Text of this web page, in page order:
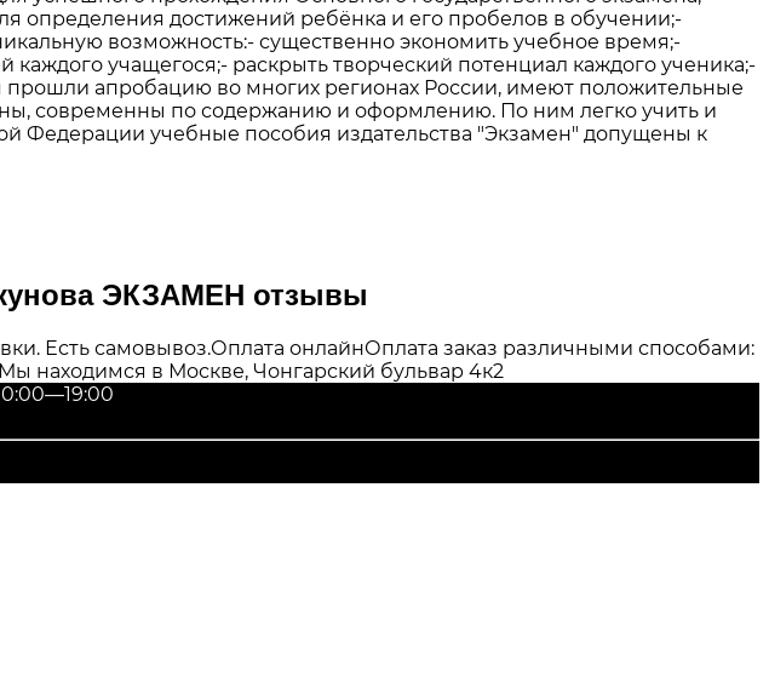
определения достижений ребёнка и его пробелов в обучении;-
возможность:- существенно экономить учебное время;-
учащегося;- раскрыть творческий потенциал каждого ученика;-
апробацию во многих регионах России, имеют положительные
современны по содержанию и оформлению. По ним легко учить и
Федерации учебные пособия издательства "Экзамен" допущены к
ЭКЗАМЕН отзывы
Есть самовывоз.Оплата онлайнОплата заказ различными способами:
Мы находимся в Москве, Чонгарский бульвар 4к2